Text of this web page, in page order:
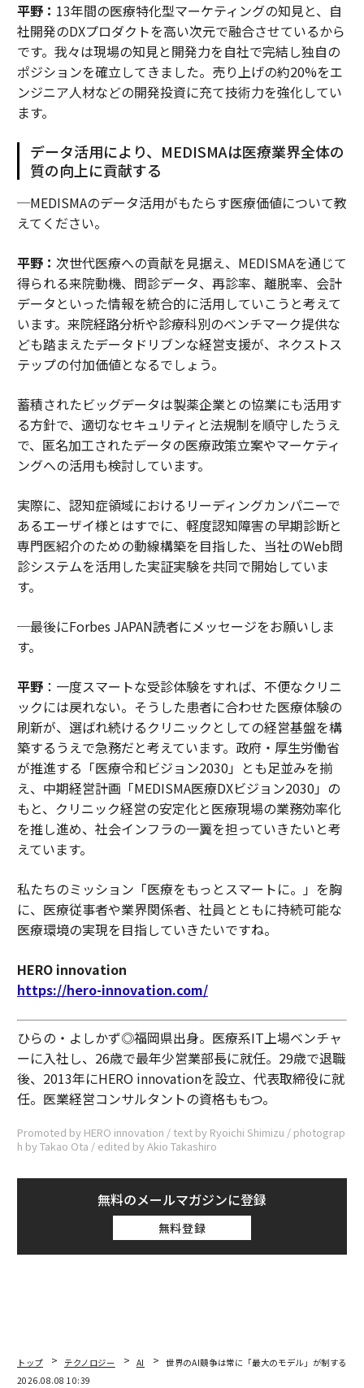
平野： 13年間の医療特化型マーケティングの知見と、自
社開発のDXプロダクトを高い次元で融合させているから
です。我々は現場の知見と開発力を自社で完結し独自の
ポジションを確立してきました。売り上げの約20%をエ
ンジニア人材などの開発投資に充て技術力を強化してい
ます。
データ活用により、MEDISMAは医療業界全体の
質の向上に貢献する
─MEDISMAのデータ活用がもたらす医療価値について教
えてください。
平野： 次世代医療への貢献を見据え、MEDISMAを通じて
得られる来院動機、問診データ、再診率、離脱率、会計
データといった情報を統合的に活用していこうと考えて
います。来院経路分析や診療科別のベンチマーク提供な
ども踏まえたデータドリブンな経営支援が、ネクストス
テップの付加価値となるでしょう。
蓄積されたビッグデータは製薬企業との協業にも活用す
る方針で、適切なセキュリティと法規制を順守したうえ
で、匿名加工されたデータの医療政策立案やマーケティ
ングへの活用も検討しています。
実際に、認知症領域におけるリーディングカンパニーで
あるエーザイ様とはすでに、軽度認知障害の早期診断と
専門医紹介のための動線構築を目指した、当社のWeb問
診システムを活用した実証実験を共同で開始していま
す。
─最後にForbes JAPAN読者にメッセージをお願いしま
す。
平野：一度スマートな受診体験をすれば、不便なクリニ
ックには戻れない。そうした患者に合わせた医療体験の
刷新が、選ばれ続けるクリニックとしての経営基盤を構
築するうえで急務だと考えています。政府・厚生労働省
が推進する「医療令和ビジョン2030」とも足並みを揃
え、中期経営計画「MEDISMA医療DXビジョン2030」の
もと、クリニック経営の安定化と医療現場の業務効率化
を推し進め、社会インフラの一翼を担っていきたいと考
えています。
私たちのミッション「医療をもっとスマートに。」を胸
に、医療従事者や業界関係者、社員とともに持続可能な
医療環境の実現を目指していきたいですね。
HERO innovation
https://hero-innovation.com/
ひらの・よしかず◎福岡県出身。医療系IT上場ベンチャ
ーに入社し、26歳で最年少営業部長に就任。29歳で退職
後、2013年にHERO innovationを設立、代表取締役に就
任。医業経営コンサルタントの資格ももつ。
Promoted by HERO innovation / text by Ryoichi Shimizu / photograp
h by Takao Ota / edited by Akio Takashiro
無料のメールマガジンに登録
無料登録
トップ テクノロジー AI
世界のAI競争は常に「最大のモデル」が制するわ
2026.08.08 10:39